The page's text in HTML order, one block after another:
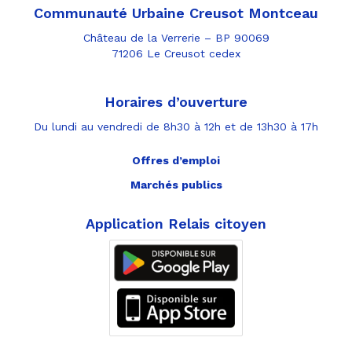
Communauté Urbaine Creusot Montceau
Château de la Verrerie – BP 90069
71206 Le Creusot cedex
Horaires d’ouverture
Du lundi au vendredi de 8h30 à 12h et de 13h30 à 17h
Offres d’emploi
Marchés publics
Application Relais citoyen